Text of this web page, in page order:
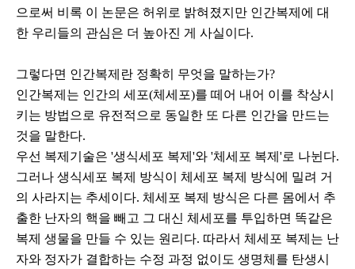
으로써 비록 이 논문은 허위로 밝혀졌지만 인간복제에 대
한 우리들의 관심은 더 높아진 게 사실이다.
그렇다면 인간복제란 정확히 무엇을 말하는가?
인간복제는 인간의 세포(체세포)를 떼어 내어 이를 착상시
키는 방법으로 유전적으로 동일한 또 다른 인간을 만드는
것을 말한다.
우선 복제기술은 '생식세포 복제'와 '체세포 복제'로 나뉜다.
그러나 생식세포 복제 방식이 체세포 복제 방식에 밀려 거
의 사라지는 추세이다. 체세포 복제 방식은 다른 몸에서 추
출한 난자의 핵을 빼고 그 대신 체세포를 투입하면 똑같은
복제 생물을 만들 수 있는 원리다. 따라서 체세포 복제는 난
자와 정자가 결합하는 수정 과정 없이도 생명체를 탄생시